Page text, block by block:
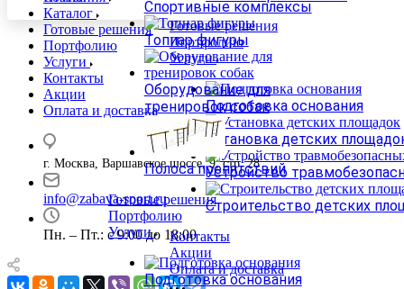
Готовые решения
Портфолию
Услуги
Подготовка основания
Установка детских
Устройство
Строительство детских
Контакты
Акции
Оплата и доставка
Спортивные комплексы
Топиар фигуры
Оборудование для
тренировок собак
Полоса препятствий
Готовые решения
Портфолию
Услуги
Подготовка основания
Каталог
Готовые решения
Портфолию
Услуги
Контакты
Акции
Оплата и доставка
г. Москва, Варшавское шоссе, 9, стр. 28
info@zabava-sport.ru
Пн. – Пт.: с 9:00 до 18:00